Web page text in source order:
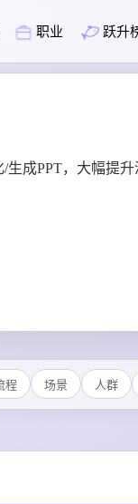
职业 跃升
成PPT，大幅提
程 场景 人群